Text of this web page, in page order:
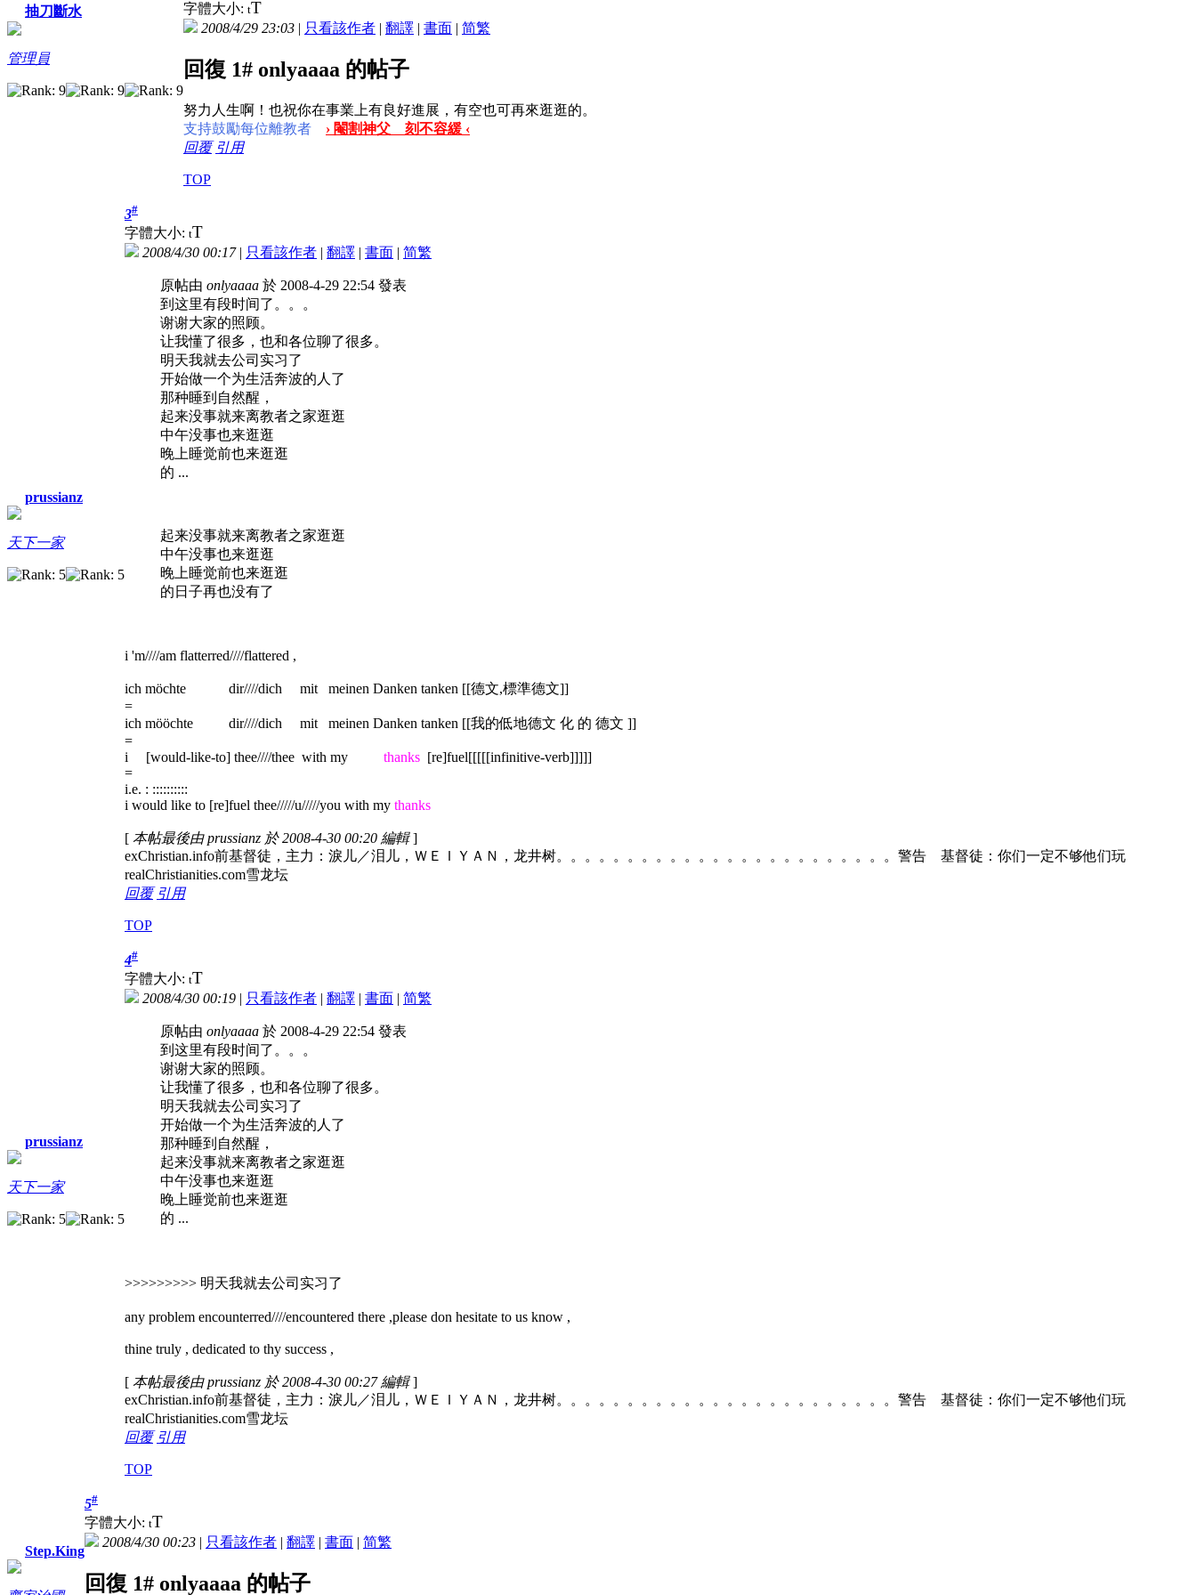
抽刀斷水
管理員
字體大小: tT
2008/4/29 23:03 | 只看該作者 | 翻譯 | 書面 | 简繁
回復 1# onlyaaaa 的帖子
努力人生啊！也祝你在事業上有良好進展，有空也可再來逛逛的。
支持鼓勵每位離教者
› 閹割神父 刻不容緩 ‹
回覆 引用
TOP
prussianz
天下一家
3#
字體大小: tT
2008/4/30 00:17| 只看該作者 | 翻譯 | 書面 | 简繁
原帖由 onlyaaaa 於 2008-4-29 22:54 發表
到这里有段时间了。。。
谢谢大家的照顾。
让我懂了很多，也和各位聊了很多。
明天我就去公司实习了
开始做一个为生活奔波的人了
那种睡到自然醒，
起来没事就来离教者之家逛逛
中午没事也来逛逛
晚上睡觉前也来逛逛
的 ...
起来没事就来离教者之家逛逛
中午没事也来逛逛
晚上睡觉前也来逛逛
的日子再也没有了
i 'm////am flatterred////flattered ,
ich möchte dir////dich mit meinen Danken tanken [[德文,標準德文]]
=
ich mööchte dir////dich mit meinen Danken tanken [[我的低地德文 化 的 德文 ]]
=
i [would-like-to] thee////thee with my thanks [re]fuel[[[[[infinitive-verb]]]]]
=
i.e. : ::::::::::
i would like to [re]fuel thee/////u/////you with my thanks
[ 本帖最後由 prussianz 於 2008-4-30 00:20 編輯]
exChristian.info前基督徒，主力：淚儿／泪儿，ＷＥＩＹＡＮ，龙井树。。。。。。。。。。。。。。。。。。。。。。。。警告 基督徒：你们一定不够他们玩
realChristianities.com雪龙坛
回覆 引用
TOP
prussianz
天下一家
4#
字體大小: tT
2008/4/30 00:19 | 只看該作者 | 翻譯 | 書面 | 简繁
原帖由 onlyaaaa 於 2008-4-29 22:54 發表
到这里有段时间了。。。
谢谢大家的照顾。
让我懂了很多，也和各位聊了很多。
明天我就去公司实习了
开始做一个为生活奔波的人了
那种睡到自然醒，
起来没事就来离教者之家逛逛
中午没事也来逛逛
晚上睡觉前也来逛逛
的 ...
>>>>>>>>> 明天我就去公司实习了
any problem encounterred////encountered there ,please don hesitate to us know ,
thine truly , dedicated to thy success ,
[ 本帖最後由 prussianz 於 2008-4-30 00:27 編輯]
exChristian.info前基督徒，主力：淚儿／泪儿，ＷＥＩＹＡＮ，龙井树。。。。。。。。。。。。。。。。。。。。。。。。警告 基督徒：你们一定不够他们玩
realChristianities.com雪龙坛
回覆 引用
TOP
Step.King
5#
字體大小: tT
2008/4/30 00:23 | 只看該作者 | 翻譯 | 書面 | 简繁
回復 1# onlyaaaa 的帖子